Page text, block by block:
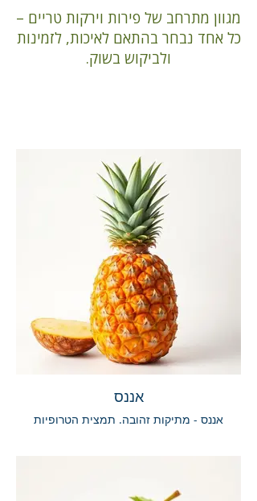
מגוון מתרחב של פירות וירקות טריים –
כל אחד נבחר בהתאם לאיכות, לזמינות
ולביקוש בשוק.
אננס
אננס - מתיקות זהובה. תמצית הטרופיות